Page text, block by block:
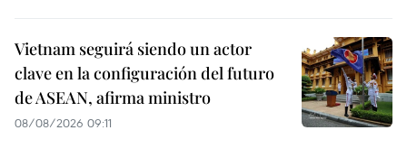
Vietnam seguirá siendo un actor
clave en la configuración del futuro
de ASEAN, afirma ministro
08/08/2026 09:11